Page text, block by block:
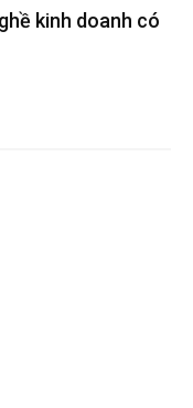
kinh doanh có